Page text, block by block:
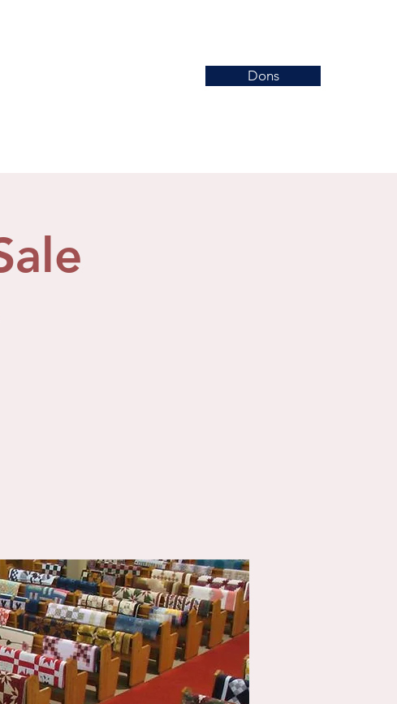
Dons